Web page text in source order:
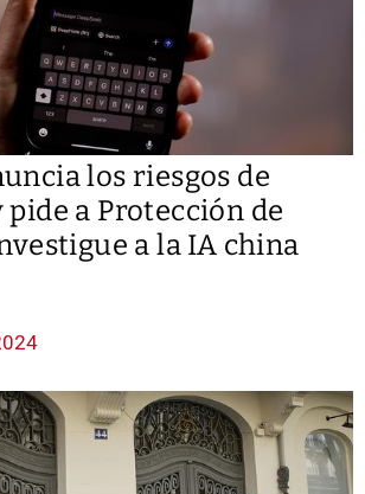
los riesgos de
pide a Protección de
a la IA china